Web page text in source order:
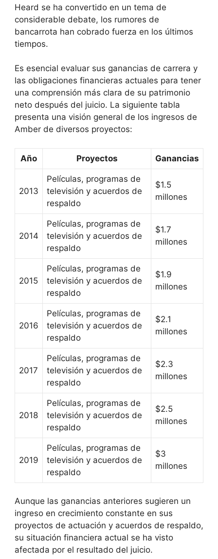
Heard se ha convertido en un tema de
considerable debate, los rumores de
bancarrota han cobrado fuerza en los últimos
tiempos.
Es esencial evaluar sus ganancias de carrera y
las obligaciones financieras actuales para tener
una comprensión más clara de su patrimonio
neto después del juicio. La siguiente tabla
presenta una visión general de los ingresos de
Amber de diversos proyectos:
Año Proyectos Ganancias
2013
Películas, programas de
televisión y acuerdos de
respaldo
$1.5
millones
2014
Películas, programas de
televisión y acuerdos de
respaldo
$1.7
millones
2015
Películas, programas de
televisión y acuerdos de
respaldo
$1.9
millones
2016
Películas, programas de
televisión y acuerdos de
respaldo
$2.1
millones
2017
Películas, programas de
televisión y acuerdos de
respaldo
$2.3
millones
2018
Películas, programas de
televisión y acuerdos de
respaldo
$2.5
millones
2019
Películas, programas de
televisión y acuerdos de
respaldo
$3
millones
Aunque las ganancias anteriores sugieren un
ingreso en crecimiento constante en sus
proyectos de actuación y acuerdos de respaldo,
su situación financiera actual se ha visto
afectada por el resultado del juicio.